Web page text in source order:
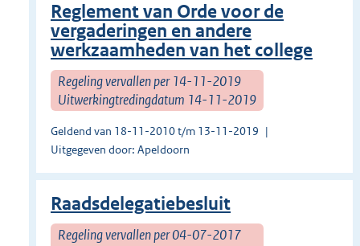
Reglement van Orde voor de
vergaderingen en andere
werkzaamheden van het college
Regeling vervallen per 14-11-2019
Uitwerkingtredingdatum 14-11-2019
Geldend van 18-11-2010 t/m 13-11-2019
Uitgegeven door: Apeldoorn
Raadsdelegatiebesluit
Regeling vervallen per 04-07-2017